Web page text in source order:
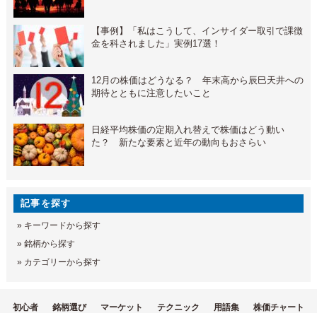
【事例】「私はこうして、インサイダー取引で課徴
金を科されました」実例17選！
12月の株価はどうなる？ 年末高から辰巳天井への
期待とともに注意したいこと
日経平均株価の定期入れ替えで株価はどう動い
た？ 新たな要素と近年の動向もおさらい
記事を探す
» キーワードから探す
» 銘柄から探す
» カテゴリーから探す
初心者 銘柄選び マーケット テクニック 用語集 株価チャート